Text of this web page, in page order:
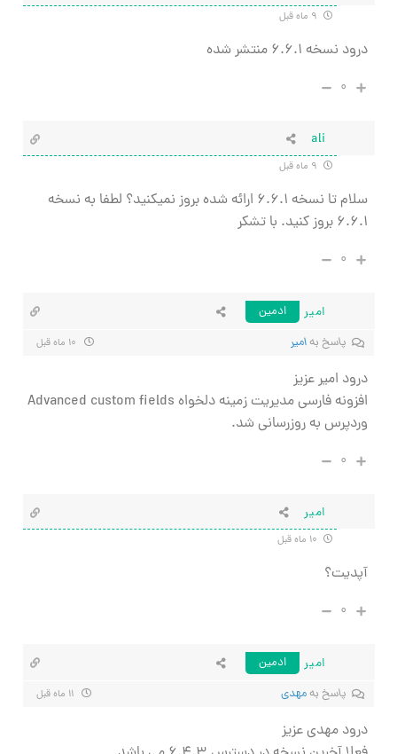
درود نسخه ۶.۶.۱ منتشر شده
۰
ali
سلام تا نسخه ۶.۶.۱ ارائه شده بروز نمیکنید؟ لطفا به نسخه
۶.۶.۱ بروز کنید. با تشکر
۰
امیر
ادمین
پاسخ بهامیر
درود امیر عزیز
افزونه فارسی مدیریت زمینه دلخواه Advanced custom fields
وردپرس به روزرسانی شد.
۰
امیر
آپدیت؟
۰
امیر
ادمین
پاسخ بهمهدی
درود مهدی عزیز